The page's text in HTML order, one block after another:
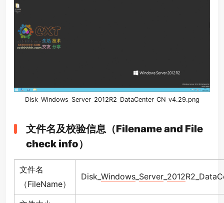
Disk_ Windows Server_ 2012R2_DataCenter_CN_v4.29.png
文件名及校验信息（Filename and File
check info）
文件名
（FileName）
Disk_ Windows Server 2012